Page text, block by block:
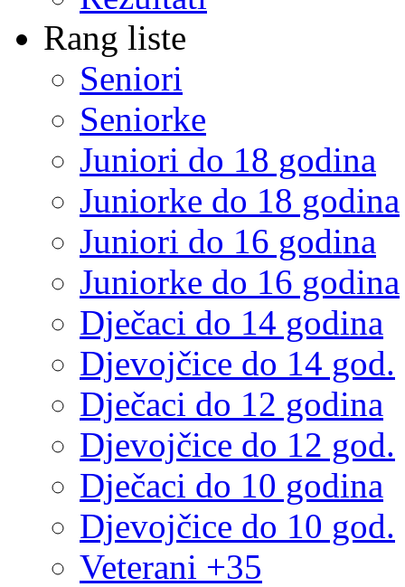
Rang liste
Seniori
Seniorke
Juniori do 18 godina
Juniorke do 18 godina
Juniori do 16 godina
Juniorke do 16 godina
Dječaci do 14 godina
Djevojčice do 14 god.
Dječaci do 12 godina
Djevojčice do 12 god.
Dječaci do 10 godina
Djevojčice do 10 god.
Veterani +35